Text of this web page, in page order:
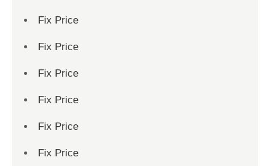
Fix Price
Fix Price
Fix Price
Fix Price
Fix Price
Fix Price